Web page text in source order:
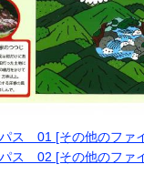
ス 01 [その他のファ
ス 02 [その他のファ